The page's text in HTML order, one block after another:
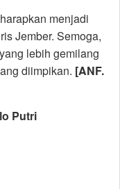
menjadi
Jember. Semoga,
lebih gemilang
diimpikan. [ANF.
Putri